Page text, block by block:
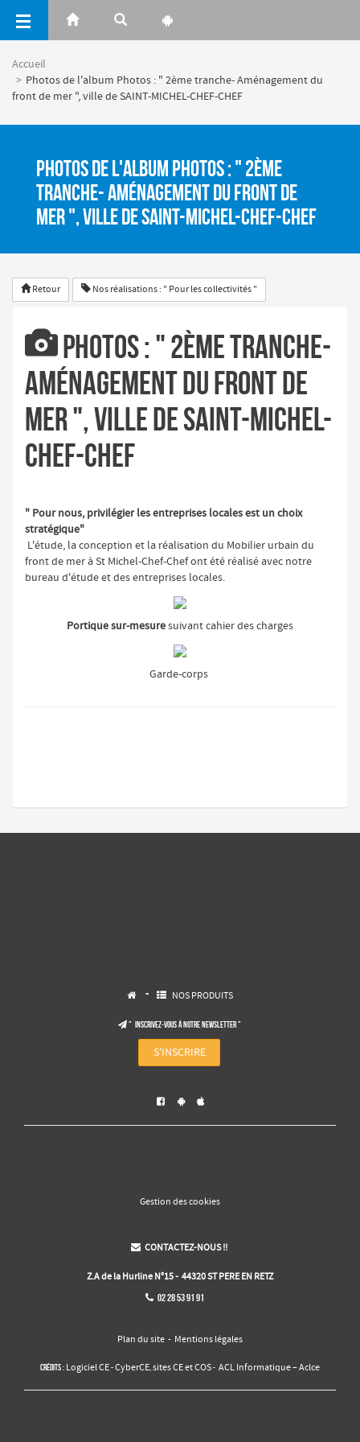
Accueil
Photos de l'album Photos : " 2ème tranche- Aménagement du
front de mer ", ville de SAINT-MICHEL-CHEF-CHEF
Photos de l'album Photos : " 2ème
tranche- Aménagement du front de
mer ", ville de SAINT-MICHEL-CHEF-CHEF
Retour Nos réalisations : " Pour les collectivités "
Photos : " 2ème tranche-
Aménagement du front de
mer ", ville de SAINT-MICHEL-
CHEF-CHEF
" Pour nous, privilégier les entreprises locales est un choix
stratégique"
L'étude, la conception et la réalisation du Mobilier urbain du
front de mer à St Michel-Chef-Chef ont été réalisé avec notre
bureau d'étude et des entreprises locales.
Portique sur-mesuresuivant cahier des charges
Garde-corps
 -  NOS PRODUITS
" Inscrivez-vous à notre NEWSLETTER "
S'INSCRIRE
  
Gestion des cookies
 CONTACTEZ-NOUS !!
Z.A de la Hurline N°15 - 44320 ST PERE EN RETZ
 02 28 53 91 91
Plan du site - Mentions légales
Crédits : Logiciel CE-CyberCE sites CE et COS- ACL Informatique – Aclce